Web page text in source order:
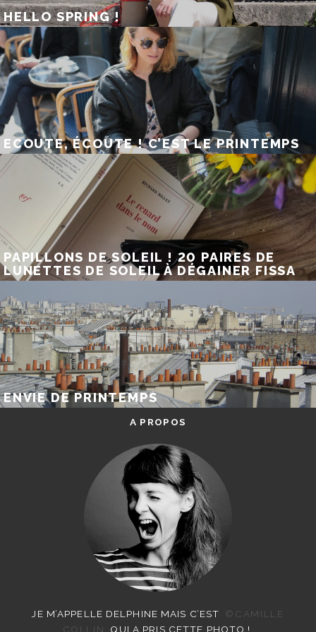
HELLO SPRING !
ECOUTE, ÉCOUTE ! C’EST LE PRINTEMPS
PAPILLONS DE SOLEIL ! 20 PAIRES DE
LUNETTES DE SOLEIL À DÉGAINER FISSA
ENVIE DE PRINTEMPS
A PROPOS
JE M’APPELLE DELPHINE MAIS C’EST
©CAMILLE
COLLIN
QUI A PRIS CETTE PHOTO !